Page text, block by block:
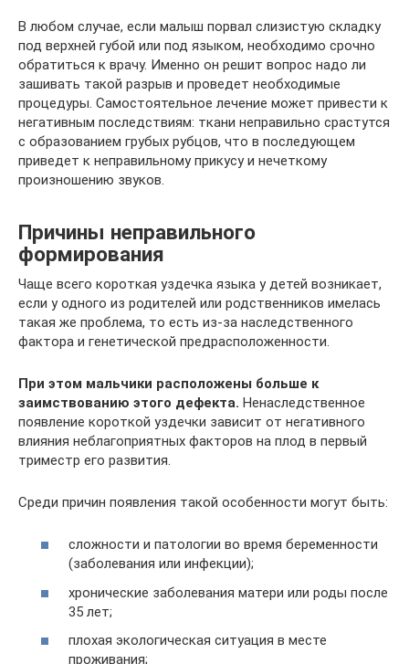
В любом случае, если малыш порвал слизистую складку
под верхней губой или под языком, необходимо срочно
обратиться к врачу. Именно он решит вопрос надо ли
зашивать такой разрыв и проведет необходимые
процедуры. Самостоятельное лечение может привести к
негативным последствиям: ткани неправильно срастутся
с образованием грубых рубцов, что в последующем
приведет к неправильному прикусу и нечеткому
произношению звуков.
Причины неправильного
формирования
Чаще всего короткая уздечка языка у детей возникает,
если у одного из родителей или родственников имелась
такая же проблема, то есть из-за наследственного
фактора и генетической предрасположенности.
При этом мальчики расположены больше к
заимствованию этого дефекта. Ненаследственное
появление короткой уздечки зависит от негативного
влияния неблагоприятных факторов на плод в первый
триместр его развития.
Среди причин появления такой особенности могут быть:
сложности и патологии во время беременности
(заболевания или инфекции);
хронические заболевания матери или роды после
35 лет;
плохая экологическая ситуация в месте
проживания;